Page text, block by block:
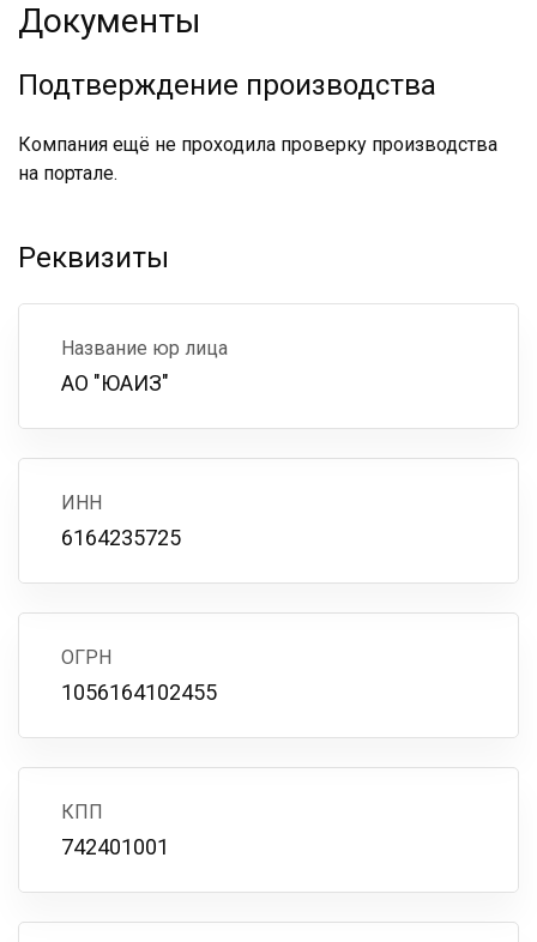
Документы
Подтверждение производства
Компания ещё не проходила проверку производства
на портале.
Реквизиты
Название юр лица
АО "ЮАИЗ"
ИНН
6164235725
ОГРН
1056164102455
КПП
742401001